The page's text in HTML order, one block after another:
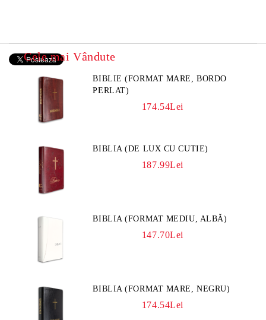
Cele mai Vândute
BIBLIE (FORMAT MARE, BORDO
PERLAT)
174.54Lei
BIBLIA (DE LUX CU CUTIE)
187.99Lei
BIBLIA (FORMAT MEDIU, ALBĂ)
147.70Lei
BIBLIA (FORMAT MARE, NEGRU)
174.54Lei